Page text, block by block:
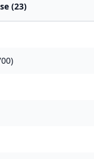
(23)
)